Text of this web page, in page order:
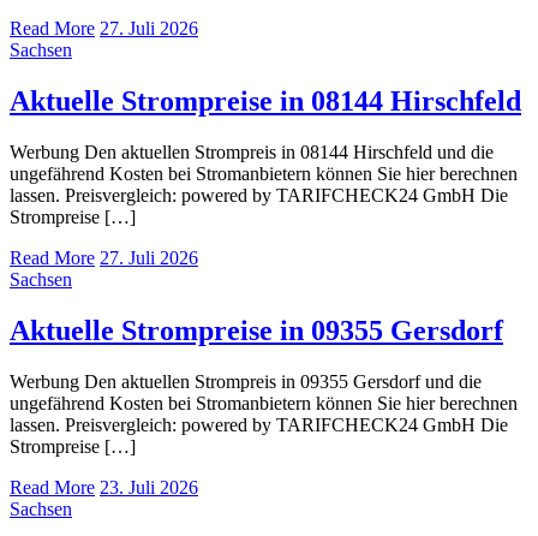
Read More 27. Juli 2026
Sachsen
Aktuelle Strompreise in 08144 Hirschfeld
Werbung Den aktuellen Strompreis in 08144 Hirschfeld und die
ungefährend Kosten bei Stromanbietern können Sie hier berechnen
lassen. Preisvergleich: powered by TARIFCHECK24 GmbH Die
Strompreise […]
Read More 27. Juli 2026
Sachsen
Aktuelle Strompreise in 09355 Gersdorf
Werbung Den aktuellen Strompreis in 09355 Gersdorf und die
ungefährend Kosten bei Stromanbietern können Sie hier berechnen
lassen. Preisvergleich: powered by TARIFCHECK24 GmbH Die
Strompreise […]
Read More 23. Juli 2026
Sachsen